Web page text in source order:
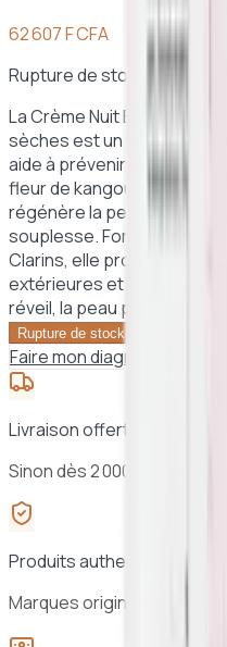
62 607 F CFA
Rupture de stock
La Crème Nuit Extra-
sèches est un soin anti-
aide à prévenir l’apparition
fleur de kangourou. Sa
régénère la peau durant la
souplesse. Formulée
Clarins, elle protège la
extérieures et favorise la
réveil, la peau paraît plus
Rupture de stock
Faire mon diagnostic peau
Livraison offerte dès 25 000
Sinon dès 2 000 F CFA · 24h
Produits authentiques
Marques originales,